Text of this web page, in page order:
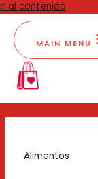
Ir al contenido
MAIN MENU
Alimentos